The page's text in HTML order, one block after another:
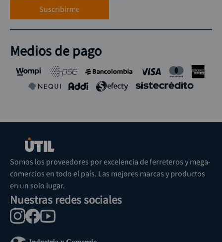
Suscribirme
Medios de pago
Somos los proveedores por excelencia de ferreteros y mega-
comercios en todo el país. Las mejores marcas y productos
en un solo lugar.
Nuestras redes sociales